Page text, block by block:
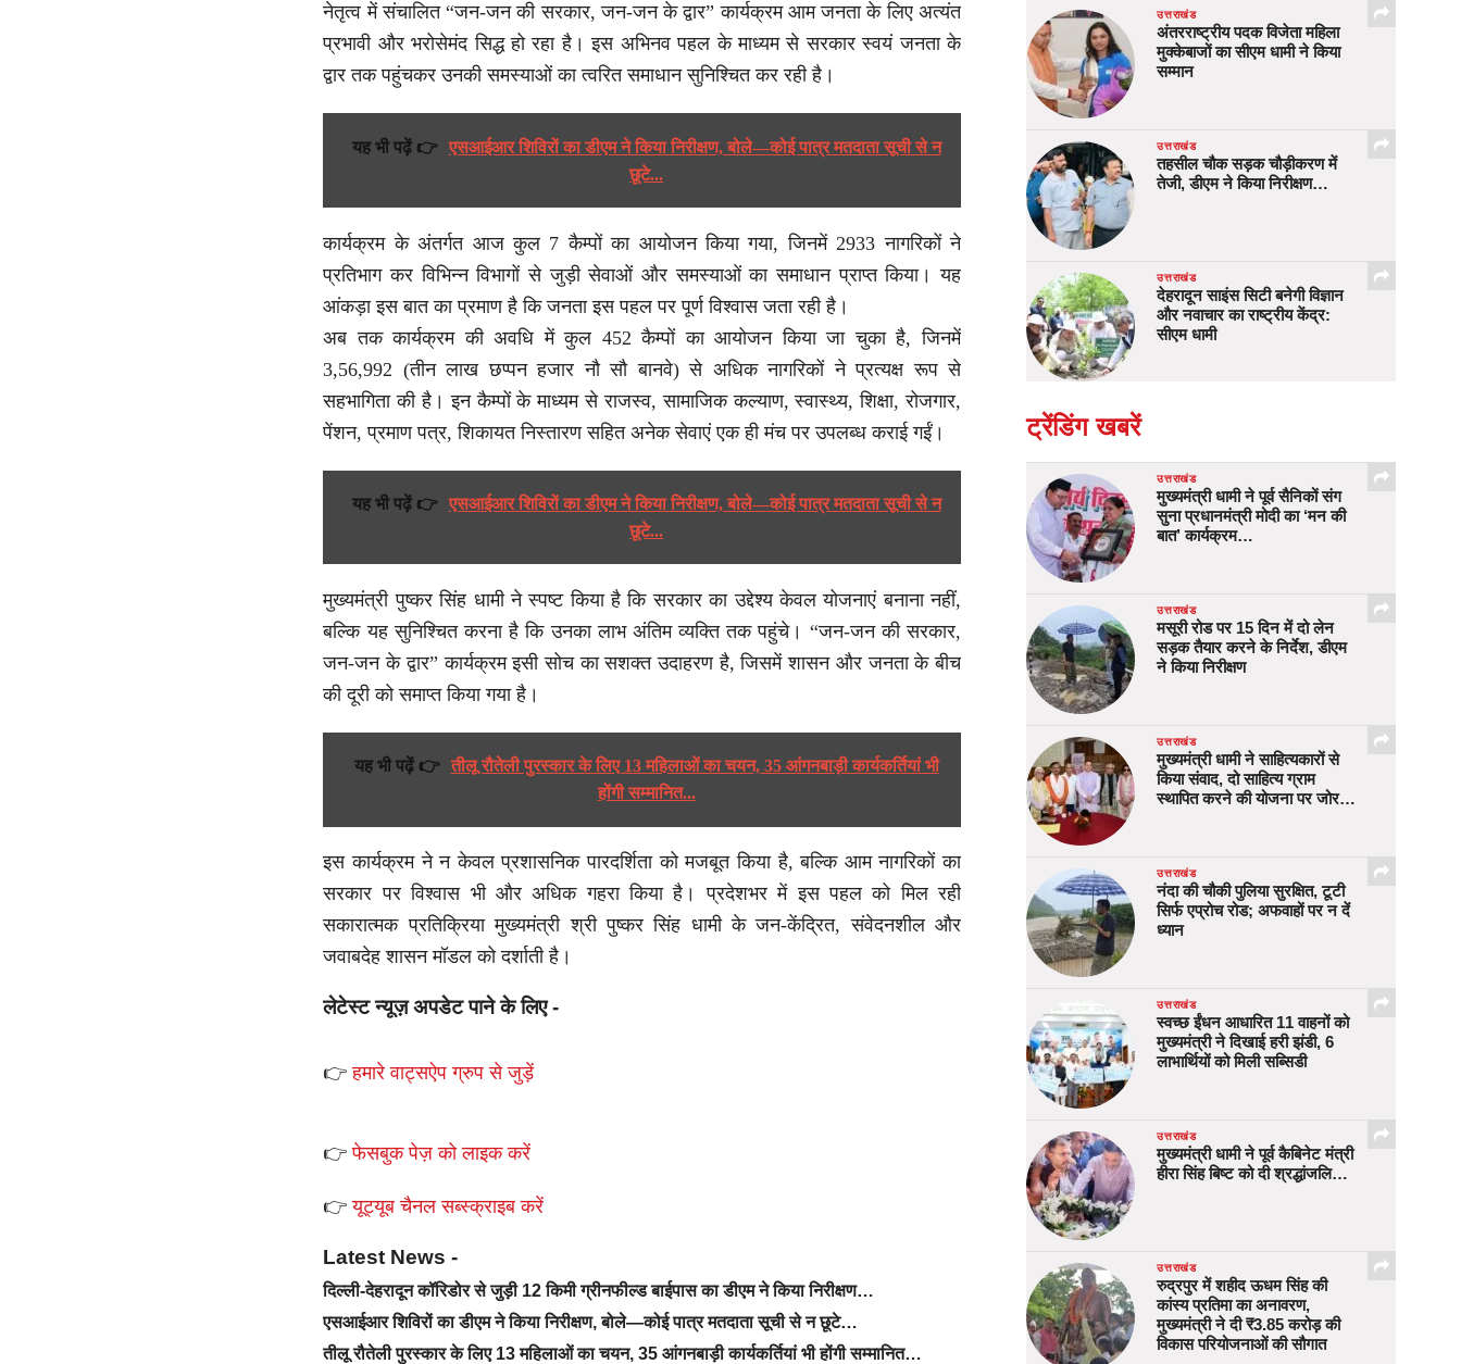
नेतृत्व में संचालित “जन-जन की सरकार, जन-जन के द्वार” कार्यक्रम आम जनता के लिए अत्यंत
प्रभावी और भरोसेमंद सिद्ध हो रहा है। इस अभिनव पहल के माध्यम से सरकार स्वयं जनता के
द्वार तक पहुंचकर उनकी समस्याओं का त्वरित समाधान सुनिश्चित कर रही है।
यह भी पढ़ें 👉 एसआईआर शिविरों का डीएम ने किया निरीक्षण, बोले—कोई पात्र मतदाता सूची से न
छूटे...
कार्यक्रम के अंतर्गत आज कुल 7 कैम्पों का आयोजन किया गया, जिनमें 2933 नागरिकों ने
प्रतिभाग कर विभिन्न विभागों से जुड़ी सेवाओं और समस्याओं का समाधान प्राप्त किया। यह
आंकड़ा इस बात का प्रमाण है कि जनता इस पहल पर पूर्ण विश्वास जता रही है।
अब तक कार्यक्रम की अवधि में कुल 452 कैम्पों का आयोजन किया जा चुका है, जिनमें
3,56,992 (तीन लाख छप्पन हजार नौ सौ बानवे) से अधिक नागरिकों ने प्रत्यक्ष रूप से
सहभागिता की है। इन कैम्पों के माध्यम से राजस्व, सामाजिक कल्याण, स्वास्थ्य, शिक्षा, रोजगार,
पेंशन, प्रमाण पत्र, शिकायत निस्तारण सहित अनेक सेवाएं एक ही मंच पर उपलब्ध कराई गईं।
यह भी पढ़ें 👉 एसआईआर शिविरों का डीएम ने किया निरीक्षण, बोले—कोई पात्र मतदाता सूची से न
छूटे...
मुख्यमंत्री पुष्कर सिंह धामी ने स्पष्ट किया है कि सरकार का उद्देश्य केवल योजनाएं बनाना नहीं,
बल्कि यह सुनिश्चित करना है कि उनका लाभ अंतिम व्यक्ति तक पहुंचे। “जन-जन की सरकार,
जन-जन के द्वार” कार्यक्रम इसी सोच का सशक्त उदाहरण है, जिसमें शासन और जनता के बीच
की दूरी को समाप्त किया गया है।
यह भी पढ़ें 👉 तीलू रौतेली पुरस्कार के लिए 13 महिलाओं का चयन, 35 आंगनबाड़ी कार्यकर्तियां भी
होंगी सम्मानित...
इस कार्यक्रम ने न केवल प्रशासनिक पारदर्शिता को मजबूत किया है, बल्कि आम नागरिकों का
सरकार पर विश्वास भी और अधिक गहरा किया है। प्रदेशभर में इस पहल को मिल रही
सकारात्मक प्रतिक्रिया मुख्यमंत्री श्री पुष्कर सिंह धामी के जन-केंद्रित, संवेदनशील और
जवाबदेह शासन मॉडल को दर्शाती है।
लेटेस्ट न्यूज़ अपडेट पाने के लिए -
👉हमारे वाट्सऐप ग्रुप से जुड़ें
👉फेसबुक पेज़ को लाइक करें
👉यूट्यूब चैनल सब्स्क्राइब करें
Latest News -
दिल्ली-देहरादून कॉरिडोर से जुड़ी 12 किमी ग्रीनफील्ड बाईपास का डीएम ने किया निरीक्षण…
एसआईआर शिविरों का डीएम ने किया निरीक्षण, बोले—कोई पात्र मतदाता सूची से न छूटे…
तीलू रौतेली पुरस्कार के लिए 13 महिलाओं का चयन, 35 आंगनबाड़ी कार्यकर्तियां भी होंगी सम्मानित…
उत्तराखंड
अंतरराष्ट्रीय पदक विजेता महिला
मुक्केबाजों का सीएम धामी ने किया
सम्मान
उत्तराखंड
तहसील चौक सड़क चौड़ीकरण में
तेजी, डीएम ने किया निरीक्षण…
उत्तराखंड
देहरादून साइंस सिटी बनेगी विज्ञान
और नवाचार का राष्ट्रीय केंद्र:
सीएम धामी
ट्रेंडिंग खबरें
उत्तराखंड
मुख्यमंत्री धामी ने पूर्व सैनिकों संग
सुना प्रधानमंत्री मोदी का ‘मन की
बात’ कार्यक्रम…
उत्तराखंड
मसूरी रोड पर 15 दिन में दो लेन
सड़क तैयार करने के निर्देश, डीएम
ने किया निरीक्षण
उत्तराखंड
मुख्यमंत्री धामी ने साहित्यकारों से
किया संवाद, दो साहित्य ग्राम
स्थापित करने की योजना पर जोर…
उत्तराखंड
नंदा की चौकी पुलिया सुरक्षित, टूटी
सिर्फ एप्रोच रोड; अफवाहों पर न दें
ध्यान
उत्तराखंड
स्वच्छ ईंधन आधारित 11 वाहनों को
मुख्यमंत्री ने दिखाई हरी झंडी, 6
लाभार्थियों को मिली सब्सिडी
उत्तराखंड
मुख्यमंत्री धामी ने पूर्व कैबिनेट मंत्री
हीरा सिंह बिष्ट को दी श्रद्धांजलि…
उत्तराखंड
रुद्रपुर में शहीद ऊधम सिंह की
कांस्य प्रतिमा का अनावरण,
मुख्यमंत्री ने दी ₹3.85 करोड़ की
विकास परियोजनाओं की सौगात